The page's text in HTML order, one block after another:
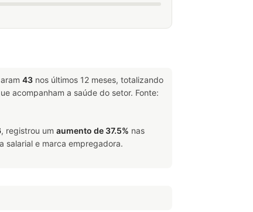
43 nos últimos 12 meses, totalizando
acompanham a saúde do setor. Fonte:
, registrou um aumento de 37.5% nas
e marca empregadora.